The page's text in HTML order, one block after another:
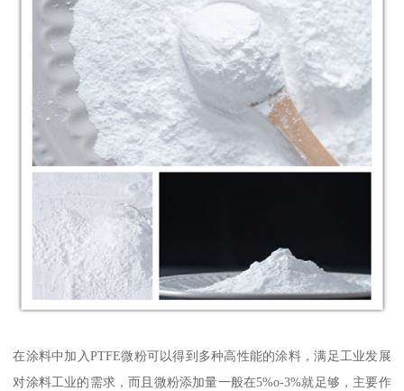
在涂料中加入PTFE微粉可以得到多种高性能的涂料，满足工业发展
对涂料工业的需求，而且微粉添加量一般在5%o-3%就足够，主要作